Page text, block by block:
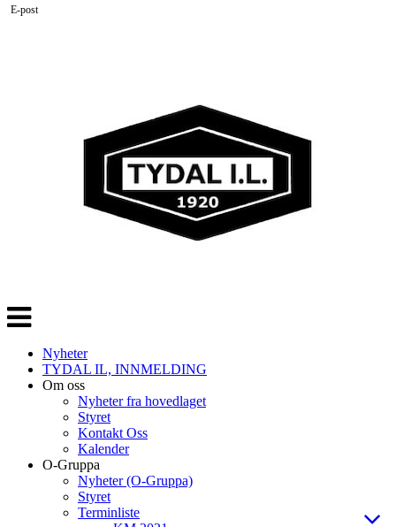
Veksle
navigasjon
Nyheter
TYDAL IL, INNMELDING
Om oss
Nyheter fra hovedlaget
Styret
Kontakt Oss
Kalender
O-Gruppa
Nyheter (O-Gruppa)
Styret
Terminliste
E-post